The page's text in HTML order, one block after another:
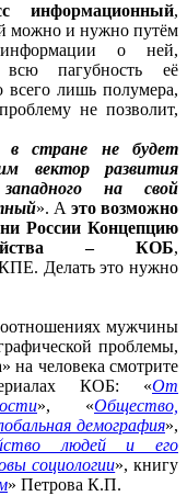
информационный,
можно и нужно путём
информации о ней,
всю пагубность её
всего лишь полумера,
не позволит,
в стране не будет
вектор развития
на свой
». А это возможно
России Концепцию
– КОБ,
Делать это нужно
мужчины
проблемы,
на человека смотрите
КОБ: «От
», «Общество,
демография»,
людей и его
социологии», книгу
» Петрова К.П.